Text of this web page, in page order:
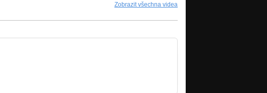
Zobrazit všechna videa